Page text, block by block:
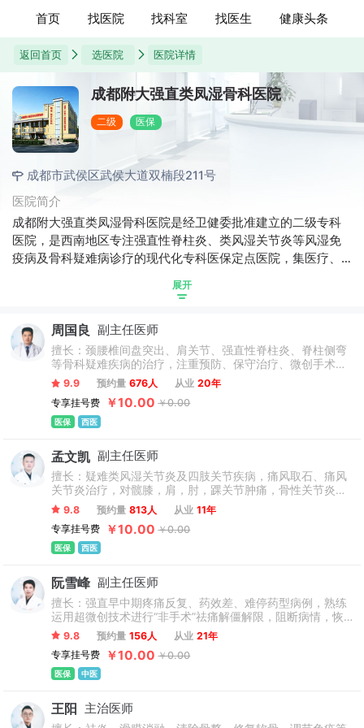
首页 找医院 找科室 找医生 健康头条
返回首页 选医院 医院详情
成都附大强直类凤湿骨科医院
二级 医保
成都市武侯区武侯大道双楠段211号
医院简介
成都附大强直类凤湿骨科医院是经卫健委批准建立的二级专科
医院，是西南地区专注强直性脊柱炎、类风湿关节炎等风湿免
疫病及骨科疑难病诊疗的现代化专科医保定点医院，集医疗、
余张，年接诊病患万余人次，辐射西部地区12省市。成都附大
优质资源，先后与北京协和医学院、解放军总医院建立“强直性
脊柱炎联合诊疗中心”，并承担起“疑难重症强直性脊柱炎西部地
区指定转诊医院”、“脊柱关节炎一体化诊疗与全程管理中
心”、“AS局部联合全身规范诊疗全国科研与临床教学单位”、“强
直关节镜技术——名医临床应用推广与转化新进展培训班”“西部
地区强直高难度微创与手术临床开展医院”等多项职能，致力于
展开
周国良 副主任医师
擅长：颈腰椎间盘突出、肩关节、强直性脊柱炎、脊柱侧弯
等骨科疑难疾病的治疗，注重预防、保守治疗、微创手术与
康复相结合的整体医学观。
9.9 预约量 676人 从业 20年
专享挂号费
￥10.00 ￥0.00
医保 西医
孟文凯 副主任医师
擅长：疑难类风湿关节炎及四肢关节疾病，痛风取石、痛风
关节炎治疗，对髋膝，肩，肘，踝关节肿痛，骨性关节炎，
关节韧带损伤重建，半月板损伤退变，四肢关节畸形矫正，
髋，膝关节置换，关节针镜微创手术等治疗，有丰富的临床
实践经验。
9.8 预约量 813人 从业 11年
专享挂号费
￥10.00 ￥0.00
医保 西医
阮雪峰 副主任医师
擅长：强直早中期疼痛反复、药效差、难停药型病例，熟练
运用超微创技术进行“非手术”祛痛解僵解限，阻断病情，恢
复颈腰椎、脊柱、髋等关节活动功能。尤其擅长强直中晚期
驼背受限，久治不愈，病情反复，药效不佳，等难治型疑难
病例的治疗。
9.8 预约量 156人 从业 21年
专享挂号费
￥10.00 ￥0.00
医保 中医
王阳 主治医师